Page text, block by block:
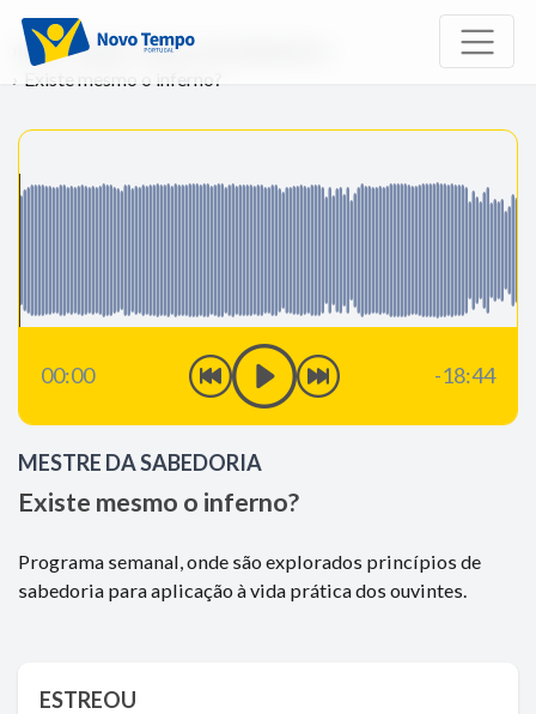
Início Rádio
Mestre da Sabedoria
Existe mesmo o inferno?
00:00 -18:44
MESTRE DA SABEDORIA
Existe mesmo o inferno?
Programa semanal, onde são explorados princípios de
sabedoria para aplicação à vida prática dos ouvintes.
ESTREOU